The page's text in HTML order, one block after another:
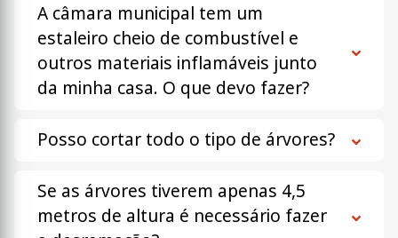
A câmara municipal tem um
estaleiro cheio de combustível e
outros materiais inflamáveis junto
da minha casa. O que devo fazer?
Posso cortar todo o tipo de árvores?
Se as árvores tiverem apenas 4,5
metros de altura é necessário fazer